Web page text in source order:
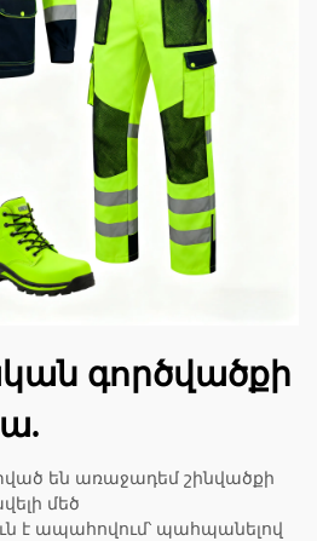
գործվածքի
են առաջադեմ շինվածքի
մեծ
է ապահովում՝ պահպանելով